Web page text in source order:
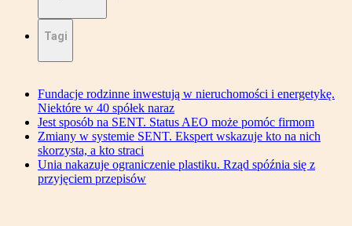
Tagi
Fundacje rodzinne inwestują w nieruchomości i energetykę.
Niektóre w 40 spółek naraz
Jest sposób na SENT. Status AEO może pomóc firmom
Zmiany w systemie SENT. Ekspert wskazuje kto na nich
skorzysta, a kto straci
Unia nakazuje ograniczenie plastiku. Rząd spóźnia się z
przyjęciem przepisów